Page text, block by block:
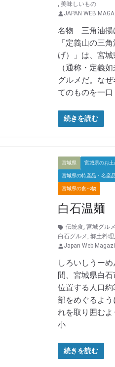
, 美味しいもの
JAPAN WEB
名物 三角油揚
「定義山の三
げ）」は、宮
（通称・定義
グルメだ。な
てのものを一口
続きを読む
宮城県 宮城県のお
宮城県の特産品・名産
宮城県の食べ物
白石温麺
伝統食, 宮城グルメ
白石グルメ, 郷土料理,
Japan Web
しろいしうー
間、宮城県白
位置する人口
部をめぐるよ
れを取り囲むよ
小
続きを読む